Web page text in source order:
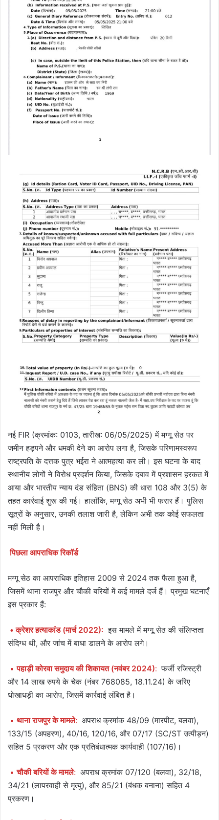
नई FIR (क्रमांक: 0103, तारीख: 06/05/2025) में मग्गू सेठ पर
जमीन हड़पने और धमकी देने का आरोप लगा है, जिसके परिणामस्वरूप
राष्ट्रपति के दत्तक पुत्र भईरा ने आत्महत्या कर ली। इस घटना के बाद
स्थानीय लोगों ने विरोध प्रदर्शन किया, जिसके दबाव में प्रशासन हरकत में
आया और भारतीय न्याय दंड संहिता (BNS) की धारा 108 और 3(5) के
तहत कार्रवाई शुरू की गई। हालाँकि, मग्गू सेठ अभी भी फरार हैं। पुलिस
सूत्रों के अनुसार, उनकी तलाश जारी है, लेकिन अभी तक कोई सफलता
नहीं मिली है।
पिछला आपराधिक रिकॉर्ड
मग्गू सेठ का आपराधिक इतिहास 2009 से 2024 तक फैला हुआ है,
जिसमें थाना राजपुर और चौकी बरियों में कई मामले दर्ज हैं। प्रमुख घटनाएँ
इस प्रकार हैं:
• क्रेशर हत्याकांड (मार्च 2022): इस मामले में मग्गू सेठ की संलिप्तता
संदिग्ध थी, और जांच में बाधा डालने के आरोप लगे।
•पहाड़ी कोरवा समुदाय की शिकायत (नवंबर 2024): फर्जी रजिस्ट्री
और 14 लाख रुपये के चेक (नंबर 768085, 18.11.24) के जरिए
धोखाधड़ी का आरोप, जिसमें कार्रवाई लंबित है।
• थाना राजपुर के मामले: अपराध क्रमांक 48/09 (मारपीट, बलवा),
133/15 (अपहरण), 40/16, 120/16, और 07/17 (SC/ST उत्पीड़न)
सहित 5 प्रकरण और एक प्रतिबंधात्मक कार्यवाही (107/16)।
•चौकी बरियों के मामले: अपराध क्रमांक 07/120 (बलवा), 32/18,
34/21 (लापरवाही से मृत्यु), और 85/21 (बंधक बनाना) सहित 4
प्रकरण।